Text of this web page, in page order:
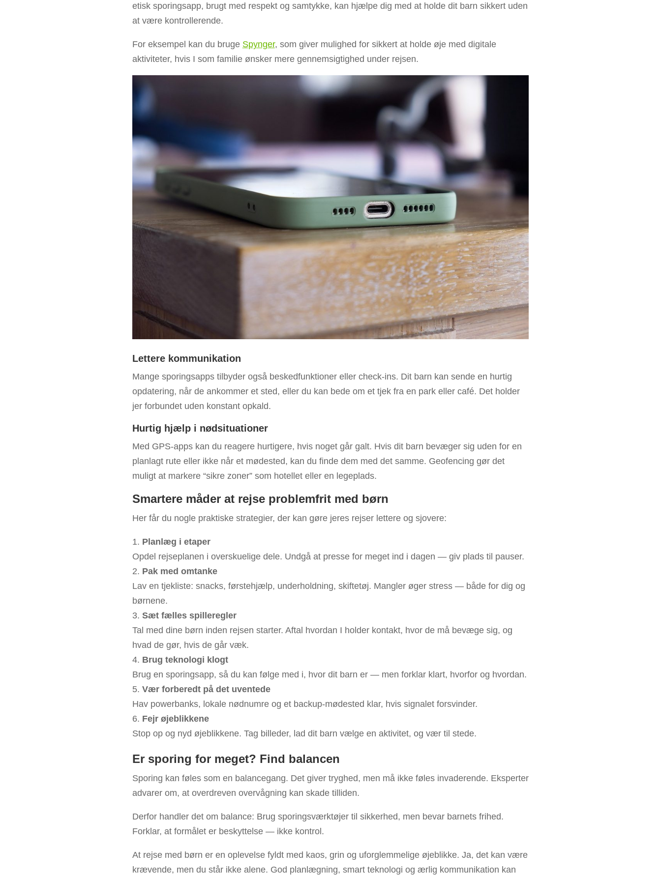
etisk sporingsapp, brugt med respekt og samtykke, kan hjælpe dig med at holde dit barn sikkert uden
at være kontrollerende.
For eksempel kan du bruge Spynger, som giver mulighed for sikkert at holde øje med digitale
aktiviteter, hvis I som familie ønsker mere gennemsigtighed under rejsen.
Lettere kommunikation
Mange sporingsapps tilbyder også beskedfunktioner eller check-ins. Dit barn kan sende en hurtig
opdatering, når de ankommer et sted, eller du kan bede om et tjek fra en park eller café. Det holder
jer forbundet uden konstant opkald.
Hurtig hjælp i nødsituationer
Med GPS-apps kan du reagere hurtigere, hvis noget går galt. Hvis dit barn bevæger sig uden for en
planlagt rute eller ikke når et mødested, kan du finde dem med det samme. Geofencing gør det
muligt at markere “sikre zoner” som hotellet eller en legeplads.
Smartere måder at rejse problemfrit med børn
Her får du nogle praktiske strategier, der kan gøre jeres rejser lettere og sjovere:
Planlæg i etaper
Opdel rejseplanen i overskuelige dele. Undgå at presse for meget ind i dagen — giv plads til pauser.
Pak med omtanke
Lav en tjekliste: snacks, førstehjælp, underholdning, skiftetøj. Mangler øger stress — både for dig og
børnene.
Sæt fælles spilleregler
Tal med dine børn inden rejsen starter. Aftal hvordan I holder kontakt, hvor de må bevæge sig, og
hvad de gør, hvis de går væk.
Brug teknologi klogt
Brug en sporingsapp, så du kan følge med i, hvor dit barn er — men forklar klart, hvorfor og hvordan.
Vær forberedt på det uventede
Hav powerbanks, lokale nødnumre og et backup-mødested klar, hvis signalet forsvinder.
Fejr øjeblikkene
Stop op og nyd øjeblikkene. Tag billeder, lad dit barn vælge en aktivitet, og vær til stede.
Er sporing for meget? Find balancen
Sporing kan føles som en balancegang. Det giver tryghed, men må ikke føles invaderende. Eksperter
advarer om, at overdreven overvågning kan skade tilliden.
Derfor handler det om balance: Brug sporingsværktøjer til sikkerhed, men bevar barnets frihed.
Forklar, at formålet er beskyttelse — ikke kontrol.
At rejse med børn er en oplevelse fyldt med kaos, grin og uforglemmelige øjeblikke. Ja, det kan være
krævende, men du står ikke alene. God planlægning, smart teknologi og ærlig kommunikation kan